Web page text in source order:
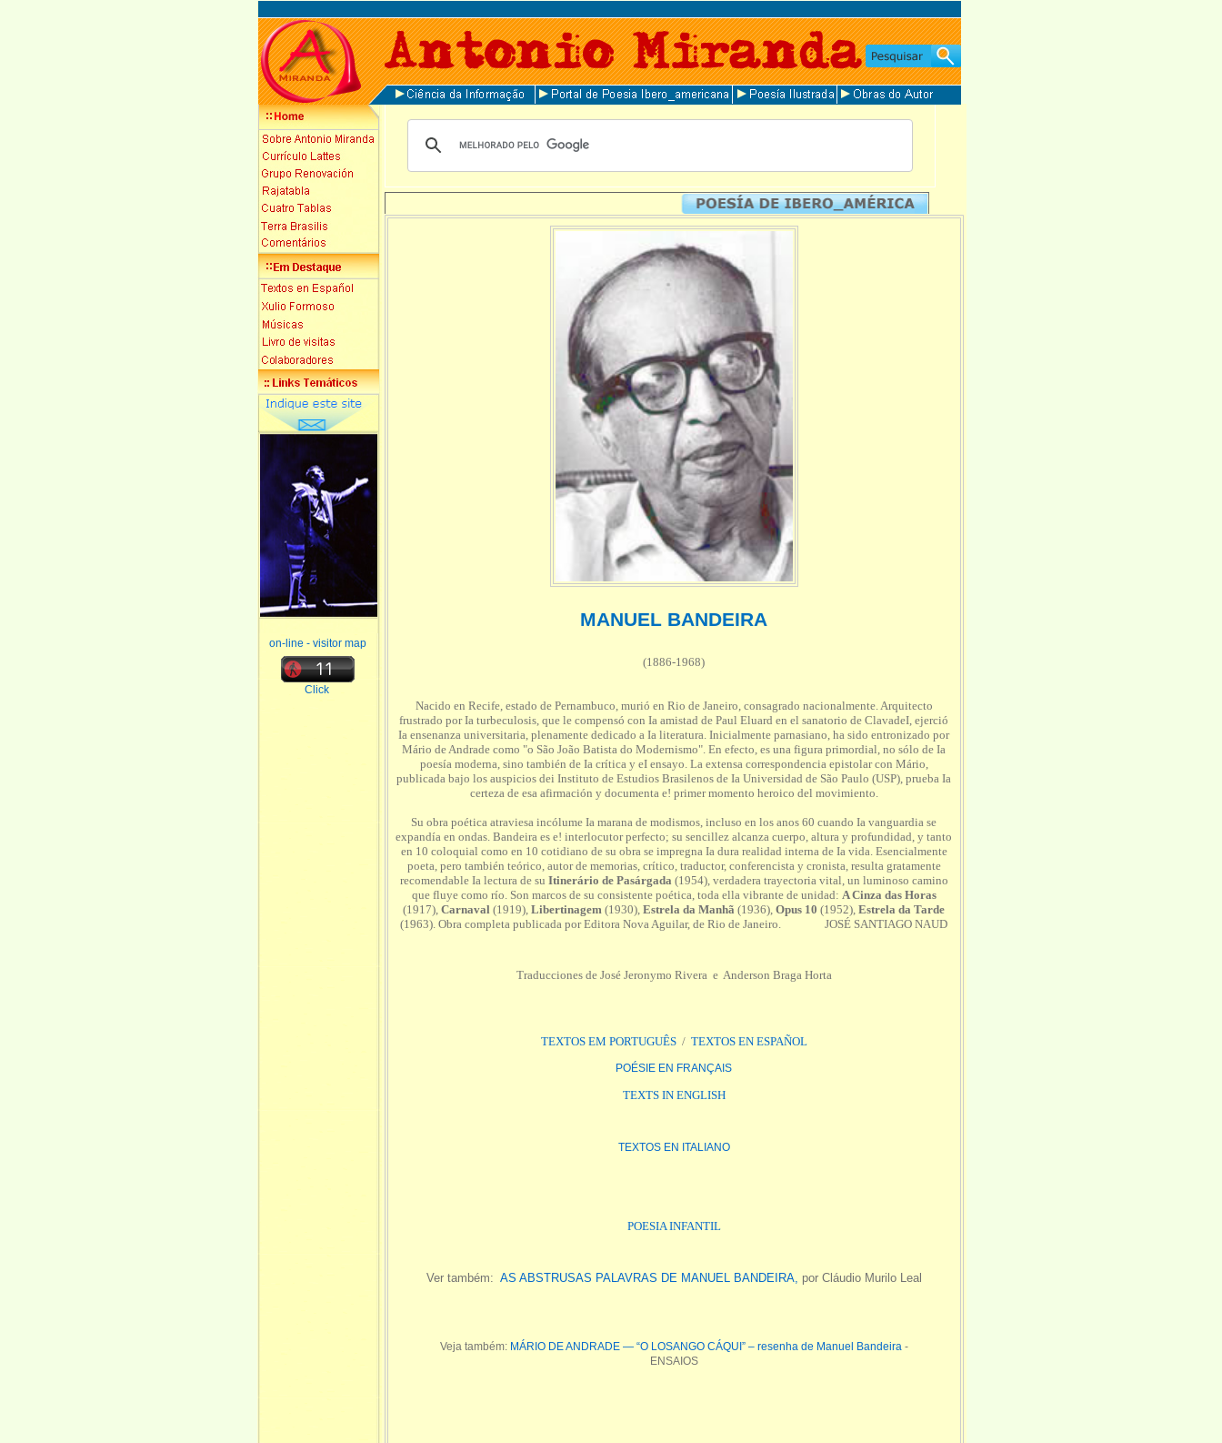
on-line - visitor map
Click
MANUEL BANDEIRA
(1886-1968)
Nacido en Recife, estado de Pernambuco, murió en Rio de Janeiro, consagrado nacionalmente. Arquitecto
frustrado por Ia turbeculosis, que le compensó con Ia amistad de Paul Eluard en el sanatorio de ClavadeI, ejerció
Ia ensenanza universitaria, plenamente dedicado a Ia literatura. Inicialmente parnasiano, ha sido entronizado por
Mário de Andrade como "o São João Batista do Modernismo". En efecto, es una figura primordial, no sólo de Ia
poesía moderna, sino también de Ia crítica y eI ensayo. La extensa correspondencia epistolar con Mário,
publicada bajo los auspicios dei Instituto de Estudios Brasilenos de Ia Universidad de São Paulo (USP), prueba Ia
certeza de esa afirmación y documenta e! primer momento heroico del movimiento.
Su obra poética atraviesa incólume Ia marana de modismos, incluso en los anos 60 cuando Ia vanguardia se
expandía en ondas. Bandeira es e! interlocutor perfecto; su sencillez alcanza cuerpo, altura y profundidad, y tanto
en 10 coloquial como en 10 cotidiano de su obra se impregna Ia dura realidad interna de Ia vida. Esencialmente
poeta, pero también teórico, autor de memorias, crítico, traductor, conferencista y cronista, resulta gratamente
recomendable Ia lectura de su Itinerário de Pasárgada (1954), verdadera trayectoria vital, un luminoso camino
que fluye como río. Son marcos de su consistente poética, toda ella vibrante de unidad: A Cinza das Horas
(1917), Carnaval (1919), Libertinagem (1930), Estrela da Manhã (1936), Opus 10 (1952), Estrela da Tarde
(1963). Obra completa publicada por Editora Nova Aguilar, de Rio de Janeiro. JOSÉ SANTIAGO NAUD
Traducciones de José Jeronymo Rivera e Anderson Braga Horta
TEXTOS EM PORTUGUÊS / TEXTOS EN ESPAÑOL
POÉSIE EN FRANÇAIS
TEXTS IN ENGLISH
TEXTOS EN ITALIANO
POESIA INFANTIL
Ver também: AS ABSTRUSAS PALAVRAS DE MANUEL BANDEIRA, por Cláudio Murilo Leal
Veja também: MÁRIO DE ANDRADE — “O LOSANGO CÁQUI” – resenha de Manuel Bandeira-
ENSAIOS